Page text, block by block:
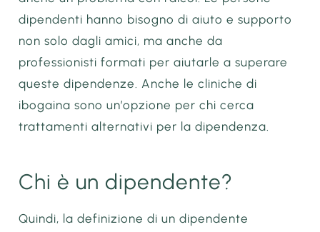
dipendenti hanno bisogno di aiuto e supporto
non solo dagli amici, ma anche da
professionisti formati per aiutarle a superare
queste dipendenze. Anche le cliniche di
ibogaina sono un’opzione per chi cerca
trattamenti alternativi per la dipendenza.
Chi è un dipendente?
Quindi, la definizione di un dipendente